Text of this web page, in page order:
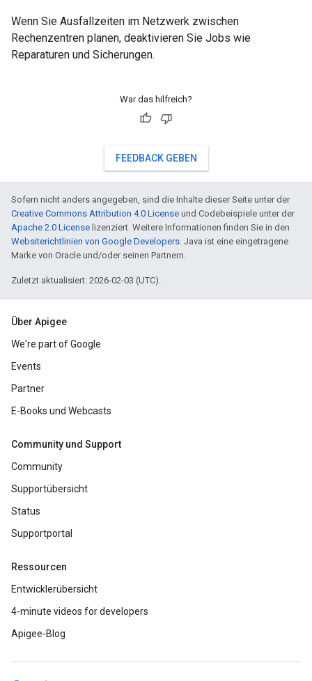
Wenn Sie Ausfallzeiten im Netzwerk zwischen
Rechenzentren planen, deaktivieren Sie Jobs wie
Reparaturen und Sicherungen.
War das hilfreich?
FEEDBACK GEBEN
Sofern nicht anders angegeben, sind die Inhalte dieser Seite unter der
Creative Commons Attribution 4.0 License und Codebeispiele unter der
Apache 2.0 License lizenziert. Weitere Informationen finden Sie in den
Websiterichtlinien von Google Developers. Java ist eine eingetragene
Marke von Oracle und/oder seinen Partnern.
Zuletzt aktualisiert: 2026-02-03 (UTC).
Über Apigee
We're part of Google
Events
Partner
E-Books und Webcasts
Community und Support
Community
Supportübersicht
Status
Supportportal
Ressourcen
Entwicklerübersicht
4-minute videos for developers
Apigee-Blog